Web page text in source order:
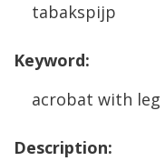
tabakspijp
Keyword:
acrobat with leg
Description: